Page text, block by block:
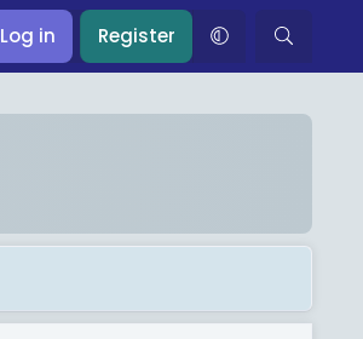
Log in Register